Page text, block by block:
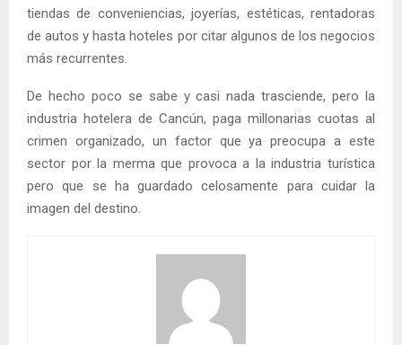
tiendas de conveniencias, joyerías, estéticas, rentadoras
de autos y hasta hoteles por citar algunos de los negocios
más recurrentes.
De hecho poco se sabe y casi nada trasciende, pero la
industria hotelera de Cancún, paga millonarias cuotas al
crimen organizado, un factor que ya preocupa a este
sector por la merma que provoca a la industria turística
pero que se ha guardado celosamente para cuidar la
imagen del destino.